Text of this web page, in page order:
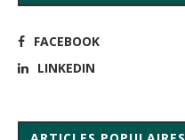
FACEBOOK
LINKEDIN